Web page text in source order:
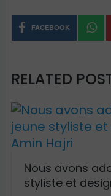
FACEBOOK
RELATED
Nous avons
styliste et